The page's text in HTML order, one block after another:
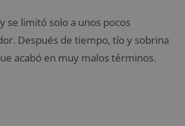
se limitó solo a unos pocos
Después de tiempo, tío y sobrina
acabó en muy malos términos.